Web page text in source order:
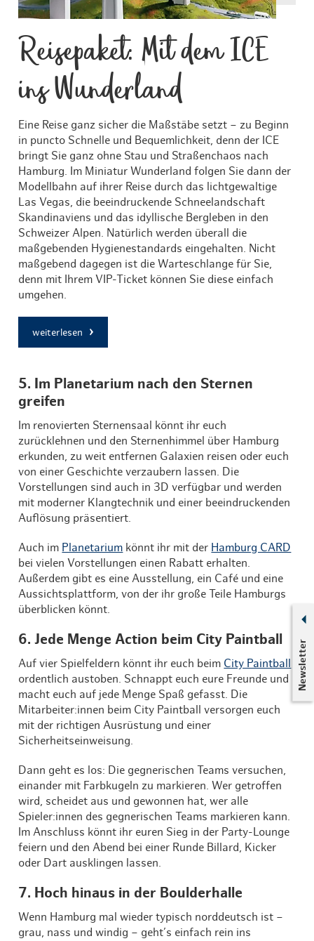
Newsletter
Reisepaket: Mit dem ICE
ins Wunderland
Eine Reise ganz sicher die Maßstäbe setzt – zu Beginn
in puncto Schnelle und Bequemlichkeit, denn der ICE
bringt Sie ganz ohne Stau und Straßenchaos nach
Hamburg. Im Miniatur Wunderland folgen Sie dann der
Modellbahn auf ihrer Reise durch das lichtgewaltige
Las Vegas, die beeindruckende Schneelandschaft
Skandinaviens und das idyllische Bergleben in den
Schweizer Alpen. Natürlich werden überall die
maßgebenden Hygienestandards eingehalten. Nicht
maßgebend dagegen ist die Warteschlange für Sie,
denn mit Ihrem VIP-Ticket können Sie diese einfach
umgehen.
weiterlesen
5. Im Planetarium nach den Sternen
greifen
Im renovierten Sternensaal könnt ihr euch
zurücklehnen und den Sternenhimmel über Hamburg
erkunden, zu weit entfernen Galaxien reisen oder euch
von einer Geschichte verzaubern lassen. Die
Vorstellungen sind auch in 3D verfügbar und werden
mit moderner Klangtechnik und einer beeindruckenden
Auflösung präsentiert.
Auch im Planetarium könnt ihr mit der Hamburg CARD
bei vielen Vorstellungen einen Rabatt erhalten.
Außerdem gibt es eine Ausstellung, ein Café und eine
Aussichtsplattform, von der ihr große Teile Hamburgs
überblicken könnt.
6. Jede Menge Action beim City Paintball
Auf vier Spielfeldern könnt ihr euch beim City Paintball
ordentlich austoben. Schnappt euch eure Freunde und
macht euch auf jede Menge Spaß gefasst. Die
Mitarbeiter:innen beim City Paintball versorgen euch
mit der richtigen Ausrüstung und einer
Sicherheitseinweisung.
Dann geht es los: Die gegnerischen Teams versuchen,
einander mit Farbkugeln zu markieren. Wer getroffen
wird, scheidet aus und gewonnen hat, wer alle
Spieler:innen des gegnerischen Teams markieren kann.
Im Anschluss könnt ihr euren Sieg in der Party-Lounge
feiern und den Abend bei einer Runde Billard, Kicker
oder Dart ausklingen lassen.
7. Hoch hinaus in der Boulderhalle
Wenn Hamburg mal wieder typisch norddeutsch ist –
grau, nass und windig – geht’s einfach rein ins